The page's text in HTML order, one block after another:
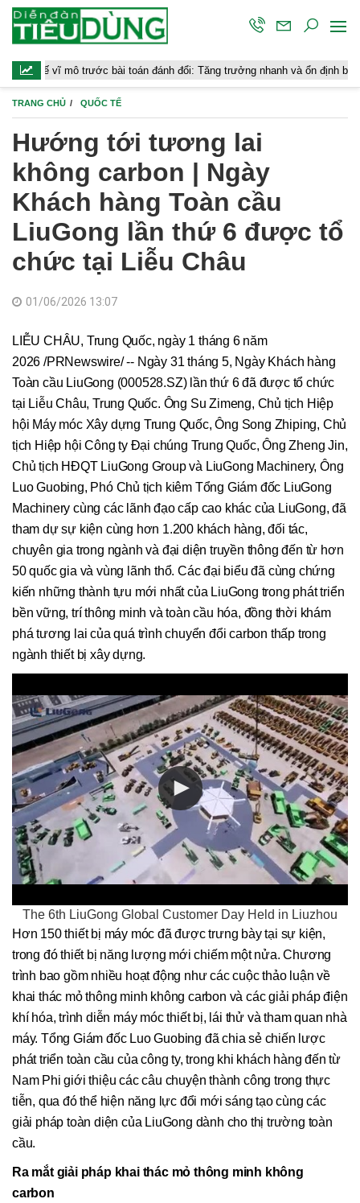
trước bài toán đánh đổi: Tăng trưởng nhanh và ổn định bền vững
TRANG CHỦ QUỐC TẾ
Hướng tới tương lai
không carbon | Ngày
Khách hàng Toàn cầu
LiuGong lần thứ 6 được tổ
chức tại Liễu Châu
01/06/2026 13:07
LIỄU CHÂU, Trung Quốc, ngày 1 tháng 6 năm
2026 /PRNewswire/ -- Ngày 31 tháng 5, Ngày Khách hàng
Toàn cầu LiuGong (000528.SZ) lần thứ 6 đã được tổ chức
tại Liễu Châu, Trung Quốc. Ông Su Zimeng, Chủ tịch Hiệp
hội Máy móc Xây dựng Trung Quốc, Ông Song Zhiping, Chủ
tịch Hiệp hội Công ty Đại chúng Trung Quốc, Ông Zheng Jin,
Chủ tịch HĐQT LiuGong Group và LiuGong Machinery, Ông
Luo Guobing, Phó Chủ tịch kiêm Tổng Giám đốc LiuGong
Machinery cùng các lãnh đạo cấp cao khác của LiuGong, đã
tham dự sự kiện cùng hơn 1.200 khách hàng, đối tác,
chuyên gia trong ngành và đại diện truyền thông đến từ hơn
50 quốc gia và vùng lãnh thổ. Các đại biểu đã cùng chứng
kiến những thành tựu mới nhất của LiuGong trong phát triển
bền vững, trí thông minh và toàn cầu hóa, đồng thời khám
phá tương lai của quá trình chuyển đổi carbon thấp trong
ngành thiết bị xây dựng.
The 6th LiuGong Global Customer Day Held in Liuzhou
Hơn 150 thiết bị máy móc đã được trưng bày tại sự kiện,
trong đó thiết bị năng lượng mới chiếm một nửa. Chương
trình bao gồm nhiều hoạt động như các cuộc thảo luận về
khai thác mỏ thông minh không carbon và các giải pháp điện
khí hóa, trình diễn máy móc thiết bị, lái thử và tham quan nhà
máy. Tổng Giám đốc Luo Guobing đã chia sẻ chiến lược
phát triển toàn cầu của công ty, trong khi khách hàng đến từ
Nam Phi giới thiệu các câu chuyện thành công trong thực
tiễn, qua đó thể hiện năng lực đổi mới sáng tạo cùng các
giải pháp toàn diện của LiuGong dành cho thị trường toàn
cầu.
Ra mắt giải pháp khai thác mỏ thông minh không
carbon